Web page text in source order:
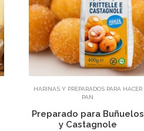
Añadir
HARINAS Y PREPARADOS PARA HACER
PAN
Preparado para Buñuelos
y Castagnole